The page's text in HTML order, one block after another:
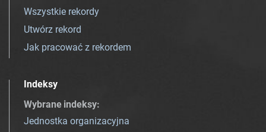
Wszystkie rekordy
Utwórz rekord
Jak pracować z rekordem
Indeksy
Wybrane indeksy:
Jednostka organizacyjna